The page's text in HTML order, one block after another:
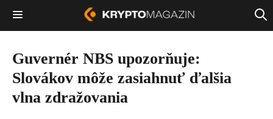
Guvernér NBS upozorňuje:
Slovákov môže zasiahnuť ďalšia
vlna zdražovania